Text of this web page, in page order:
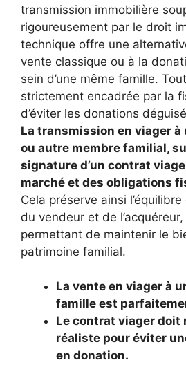
transmission immobilière
rigoureusement par le droit
technique offre une
vente classique ou à la
sein d’une même famille.
strictement encadrée par la
d’éviter les donations
La transmission en viager à
ou autre membre familial,
signature d’un contrat
marché et des obligations
Cela préserve ainsi
du vendeur et de
permettant de maintenir le
patrimoine familial.
La vente en viager à
famille est
Le contrat viager doit
réaliste pour éviter
en donation.